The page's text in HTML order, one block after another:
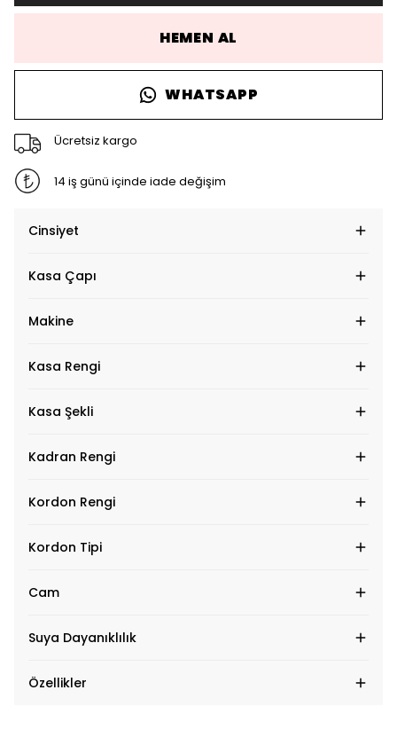
HEMEN AL
WHATSAPP
Ücretsiz kargo
14 iş günü içinde iade değişim
Cinsiyet
Kasa Çapı
Makine
Kasa Rengi
Kasa Şekli
Kadran Rengi
Kordon Rengi
Kordon Tipi
Cam
Suya Dayanıklılık
Özellikler